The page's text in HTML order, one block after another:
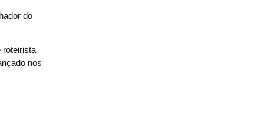
do
roteirista
nos